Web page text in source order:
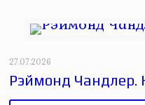
27.07.2026
Рэймонд Чандлер.